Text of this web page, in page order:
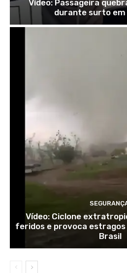
Vídeo: Passageira
durante surto em
Vídeo: Ciclone
feridos e provoca estragos
Brasil